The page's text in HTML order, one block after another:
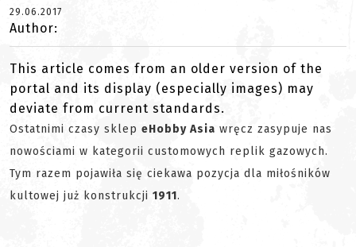
29.06.2017
Author:
This article comes from an older version of the
portal and its display (especially images) may
deviate from current standards.
Ostatnimi czasy sklep eHobby Asia wręcz zasypuje nas
nowościami w kategorii customowych replik gazowych.
Tym razem pojawiła się ciekawa pozycja dla miłośników
kultowej już konstrukcji 1911.